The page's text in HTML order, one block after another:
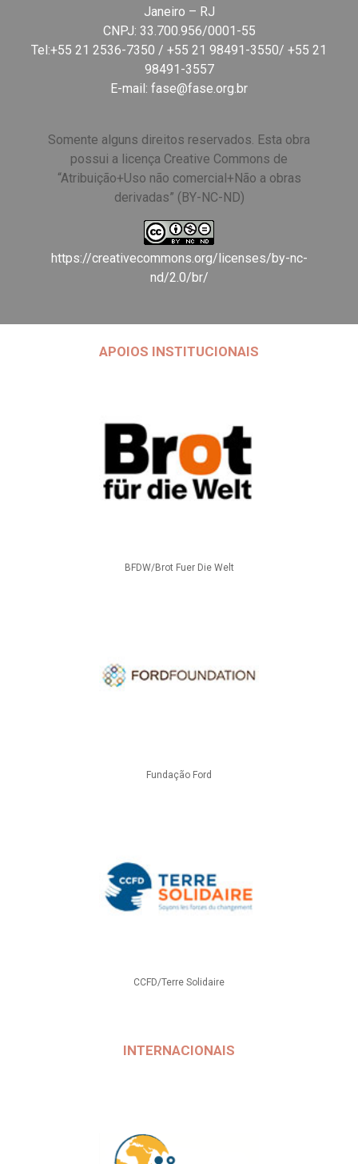
Janeiro – RJ
CNPJ: 33.700.956/0001-55
Tel:+55 21 2536-7350 / +55 21 98491-3550/ +55 21
98491-3557
E-mail: fase@fase.org.br
Somente alguns direitos reservados. Esta obra
possui a licença Creative Commons de
“Atribuição+Uso não comercial+Não a obras
derivadas” (BY-NC-ND)
https://creativecommons.org/licenses/by-nc-
nd/2.0/br/
APOIOS INSTITUCIONAIS
BFDW/Brot Fuer Die Welt
Fundação Ford
CCFD/Terre Solidaire
INTERNACIONAIS